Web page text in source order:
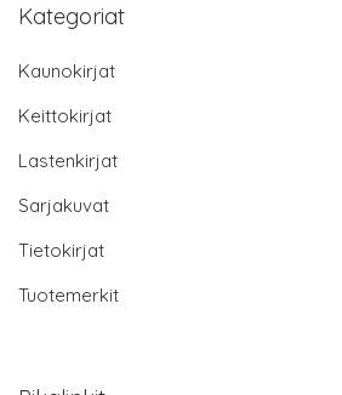
Kategoriat
Kaunokirjat
Keittokirjat
Lastenkirjat
Sarjakuvat
Tietokirjat
Tuotemerkit